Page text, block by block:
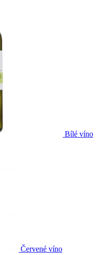
Bílé víno
Červené víno